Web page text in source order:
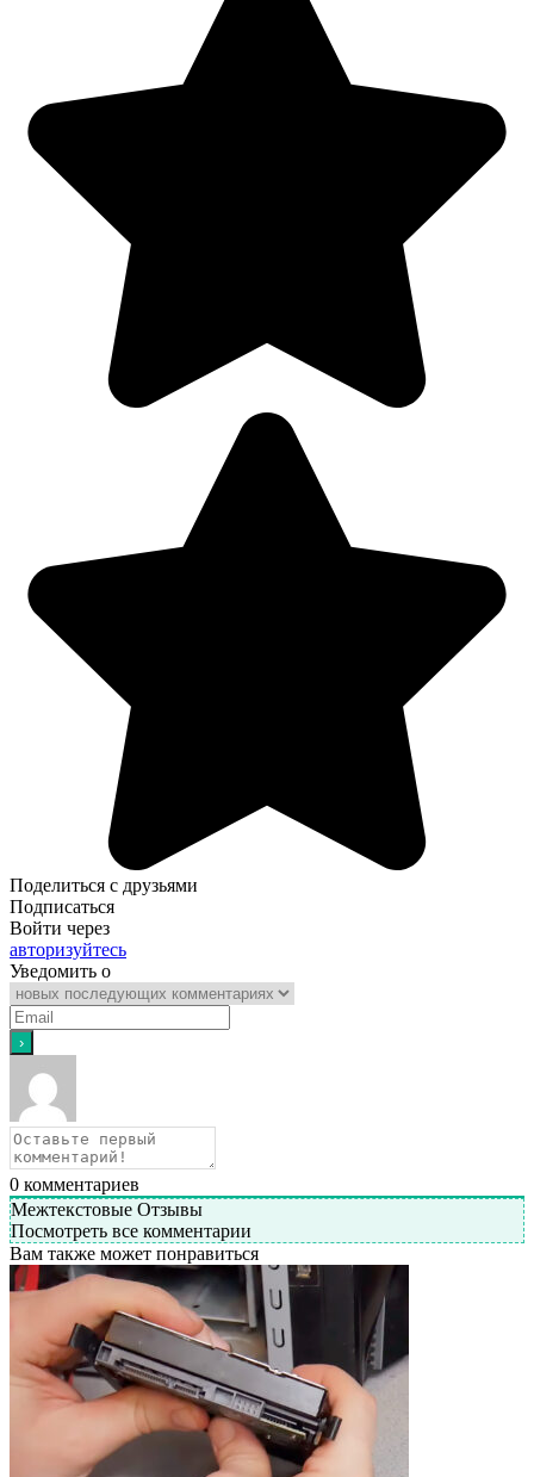
Поделиться с друзьями
Подписаться
Войти через
авторизуйтесь
Уведомить о
0 комментариев
Межтекстовые Отзывы
Посмотреть все комментарии
Вам также может понравиться